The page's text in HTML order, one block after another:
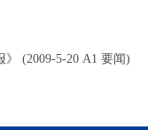
》 (2009-5-20 A1 要闻)